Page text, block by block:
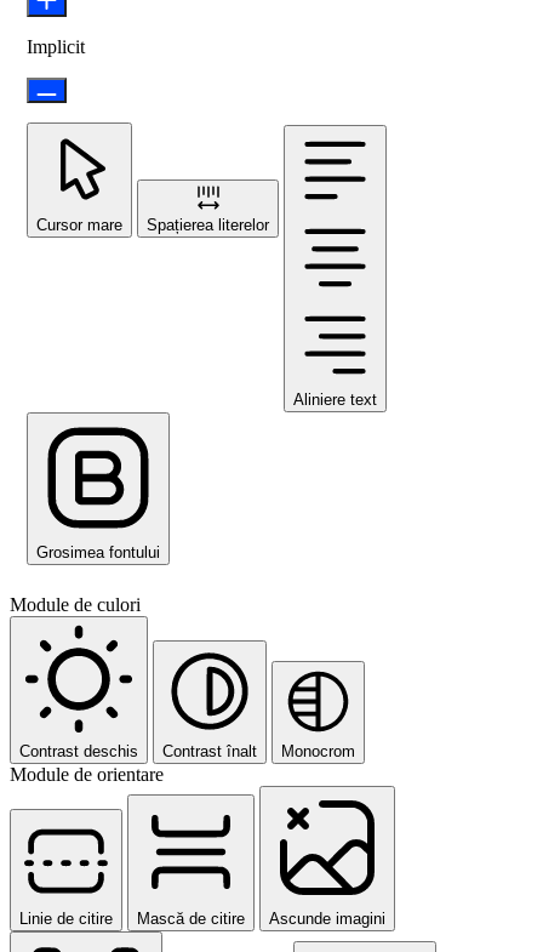
Implicit
Cursor mare Spațierea literelor
Aliniere text
Grosimea fontului
Module de culori
Contrast deschis Contrast înalt Monocrom
Module de orientare
Linie de citire Mască de citire Ascunde imagini